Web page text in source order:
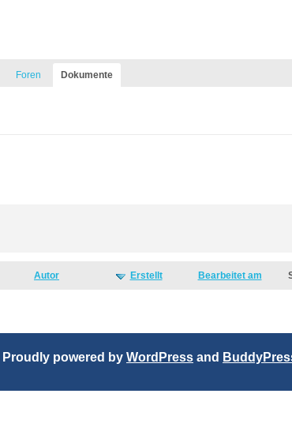
Foren Dokumente
Autor Erstellt Bearbeitet am
Proudly powered by WordPress and